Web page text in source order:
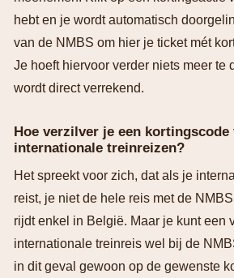
hebt en je wordt automatisch
van de NMBS om hier je ticket mét
Je hoeft hiervoor verder niets meer te
wordt direct verrekend.
Hoe verzilver je een kortingscode
internationale treinreizen?
Het spreekt voor zich, dat als je
reist, je niet de hele reis met de
rijdt enkel in België. Maar je kunt een
internationale treinreis wel bij de
in dit geval gewoon op de gewenste